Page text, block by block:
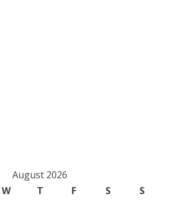
August 2026
W T F S
S